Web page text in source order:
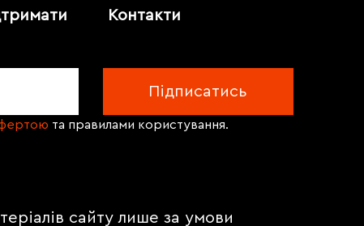
Контакти
та правилами користування.
сайту лише за умови